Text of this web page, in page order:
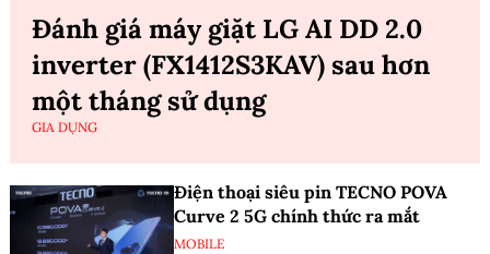
Đánh giá máy giặt LG AI DD 2.0
inverter (FX1412S3KAV) sau hơn
một tháng sử dụng
GIA DỤNG
Điện thoại siêu pin TECNO POVA
Curve 2 5G chính thức ra mắt
MOBILE